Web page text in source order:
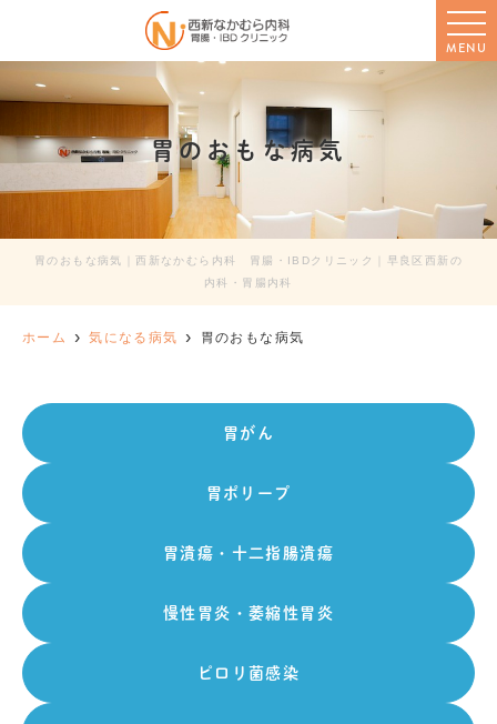
MENU
胃のおもな病気
胃のおもな病気｜西新なかむら内科 胃腸・IBDクリニック｜早良区西新の
内科・胃腸内科
ホーム 気になる病気 胃のおもな病気
胃がん
胃ポリープ
胃潰瘍・十二指腸潰瘍
慢性胃炎・萎縮性胃炎
ピロリ菌感染